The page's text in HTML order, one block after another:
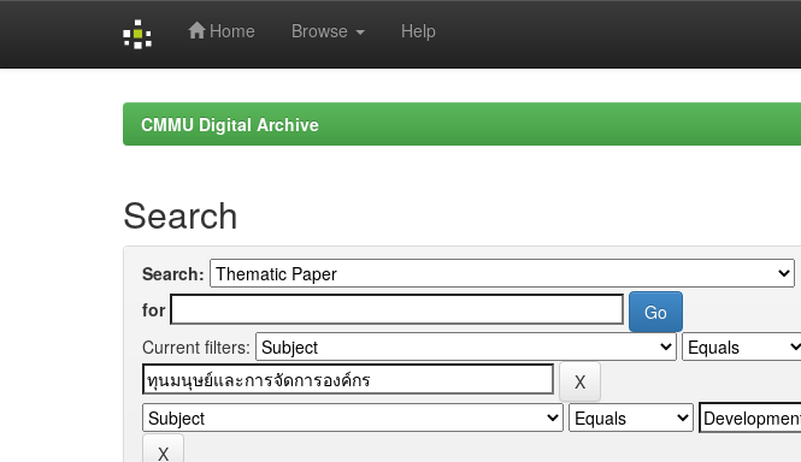
Home Browse Help
CMMU Digital Archive
Search
Search:
for
Current filters: